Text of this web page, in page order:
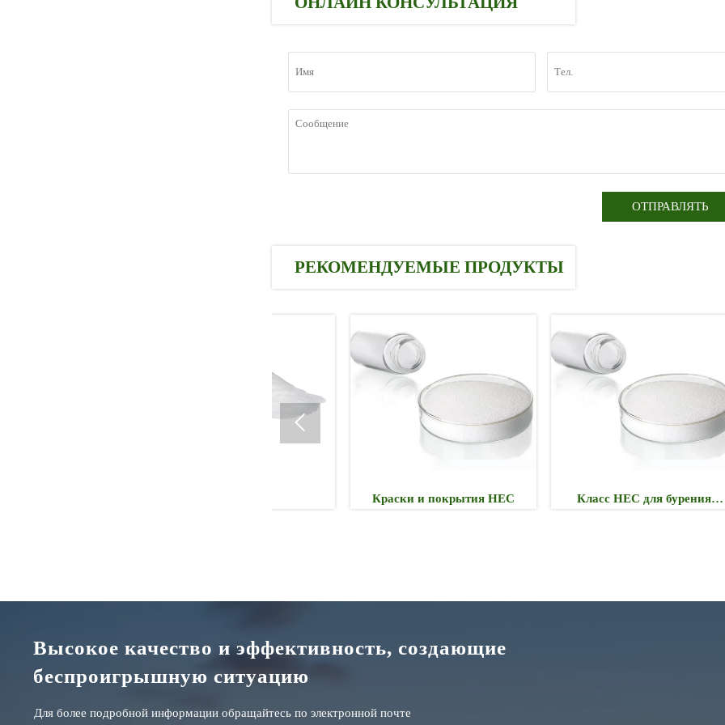
ОТПРАВЛЯТЬ
РЕКОМЕНДУЕМЫЕ ПРОДУКТЫ
Краски и покрытия HEC
Класс HEC для бурения
MCC

Высокое качество и эффективность, создающие
беспроигрышную ситуацию
Для более подробной информации обращайтесь по электронной почте